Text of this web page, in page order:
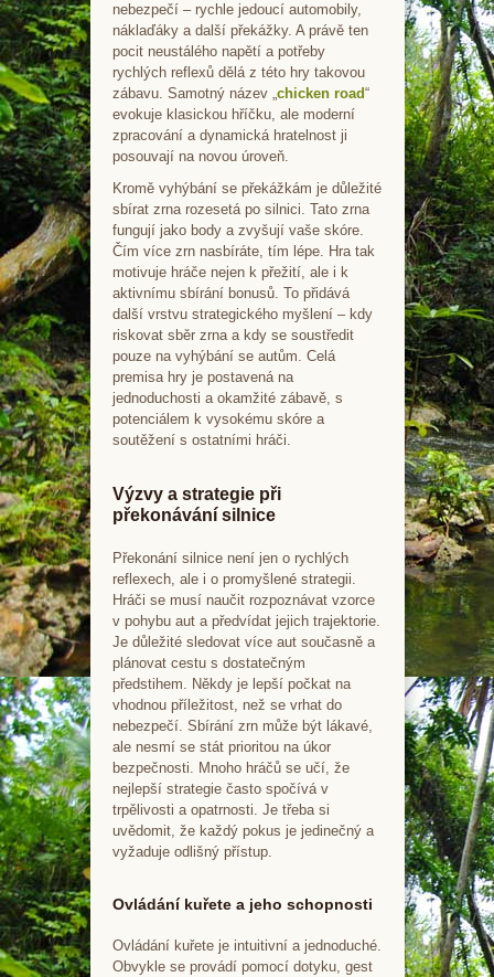
nebezpečí – rychle jedoucí automobily,
náklaďáky a další překážky. A právě ten
pocit neustálého napětí a potřeby
rychlých reflexů dělá z této hry takovou
zábavu. Samotný název „chicken road“
evokuje klasickou hříčku, ale moderní
zpracování a dynamická hratelnost ji
posouvají na novou úroveň.
Kromě vyhýbání se překážkám je důležité
sbírat zrna rozesetá po silnici. Tato zrna
fungují jako body a zvyšují vaše skóre.
Čím více zrn nasbíráte, tím lépe. Hra tak
motivuje hráče nejen k přežití, ale i k
aktivnímu sbírání bonusů. To přidává
další vrstvu strategického myšlení – kdy
riskovat sběr zrna a kdy se soustředit
pouze na vyhýbání se autům. Celá
premisa hry je postavená na
jednoduchosti a okamžité zábavě, s
potenciálem k vysokému skóre a
soutěžení s ostatními hráči.
Výzvy a strategie při
překonávání silnice
Překonání silnice není jen o rychlých
reflexech, ale i o promyšlené strategii.
Hráči se musí naučit rozpoznávat vzorce
v pohybu aut a předvídat jejich trajektorie.
Je důležité sledovat více aut současně a
plánovat cestu s dostatečným
předstihem. Někdy je lepší počkat na
vhodnou příležitost, než se vrhat do
nebezpečí. Sbírání zrn může být lákavé,
ale nesmí se stát prioritou na úkor
bezpečnosti. Mnoho hráčů se učí, že
nejlepší strategie často spočívá v
trpělivosti a opatrnosti. Je třeba si
uvědomit, že každý pokus je jedinečný a
vyžaduje odlišný přístup.
Ovládání kuřete a jeho schopnosti
Ovládání kuřete je intuitivní a jednoduché.
Obvykle se provádí pomocí dotyku, gest